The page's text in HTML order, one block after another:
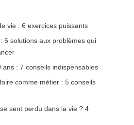
vie : 6 exercices puissants
6 solutions aux problèmes qui
: 7 conseils indispensables
comme métier : 5 conseils
sent perdu dans la vie ? 4